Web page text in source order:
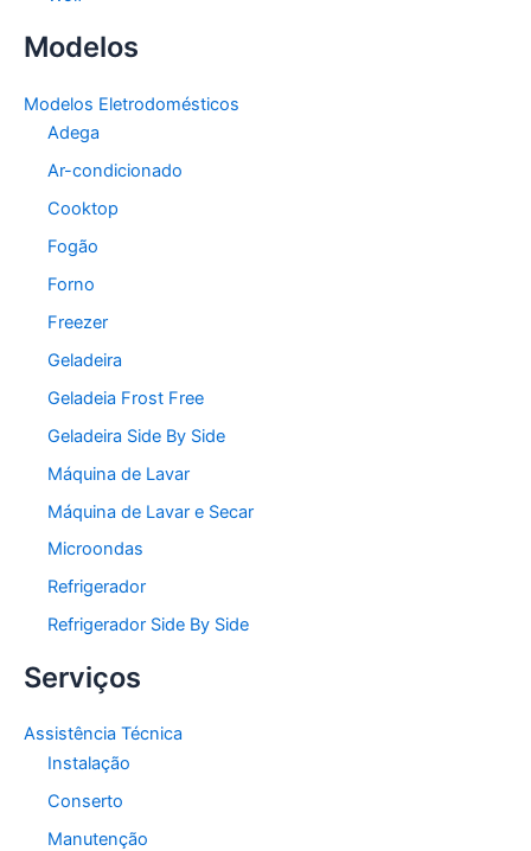
Modelos
Modelos Eletrodomésticos
Adega
Ar-condicionado
Cooktop
Fogão
Forno
Freezer
Geladeira
Geladeia Frost Free
Geladeira Side By Side
Máquina de Lavar
Máquina de Lavar e Secar
Microondas
Refrigerador
Refrigerador Side By Side
Serviços
Assistência Técnica
Instalação
Conserto
Manutenção